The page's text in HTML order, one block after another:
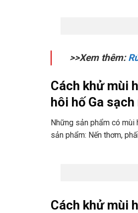
>>Xem thêm:
Cách khử mùi
hôi hố Ga sạch
Những sản phẩm có
sản phẩm: Nến thơm,
Cách khử mùi